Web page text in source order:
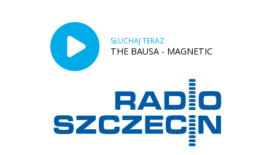
SŁUCHAJ TERAZ
THE BAUSA - MAGNETIC